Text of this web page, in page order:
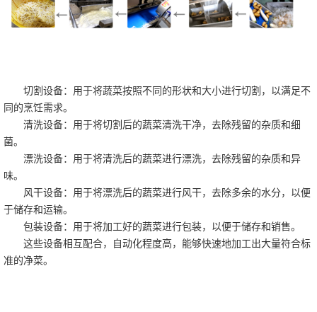
切割设备：用于将蔬菜按照不同的形状和大小进行切割，以满足不
同的烹饪需求。
清洗设备：用于将切割后的蔬菜清洗干净，去除残留的杂质和细
菌。
漂洗设备：用于将清洗后的蔬菜进行漂洗，去除残留的杂质和异
味。
风干设备：用于将漂洗后的蔬菜进行风干，去除多余的水分，以便
于储存和运输。
包装设备：用于将加工好的蔬菜进行包装，以便于储存和销售。
这些设备相互配合，自动化程度高，能够快速地加工出大量符合标
准的净菜。